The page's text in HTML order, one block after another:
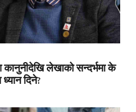
कानुनीदेखि लेखाको सन्दर्भमा के
दिने?